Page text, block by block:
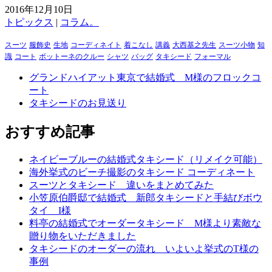
2016年12月10日
トピックス | コラム。
スーツ 服飾史 生地 コーディネイト 着こなし 講義 大西基之先生 スーツ小物 知
識 コート ボットーネのクルー シャツ バッグ タキシード フォーマル
グランドハイアット東京で結婚式 M様のフロックコ
ート
タキシードのお見送り
おすすめ記事
ネイビーブルーの結婚式タキシード（リメイク可能）
海外挙式のビーチ撮影のタキシード コーディネート
スーツとタキシード 違いをまとめてみた
小笠原伯爵邸で結婚式 新郎タキシードと手結びボウ
タイ I様
料亭の結婚式でオーダータキシード M様より素敵な
贈り物をいただきました
タキシードのオーダーの流れ いよいよ挙式のT様の
事例